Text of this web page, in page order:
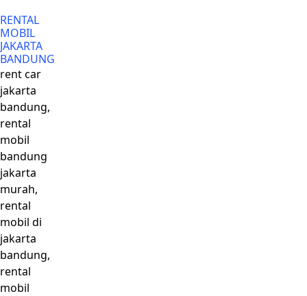
RENTAL
MOBIL
JAKARTA
BANDUNG
rent car
jakarta
bandung,
rental
mobil
bandung
jakarta
murah,
rental
mobil di
jakarta
bandung,
rental
mobil